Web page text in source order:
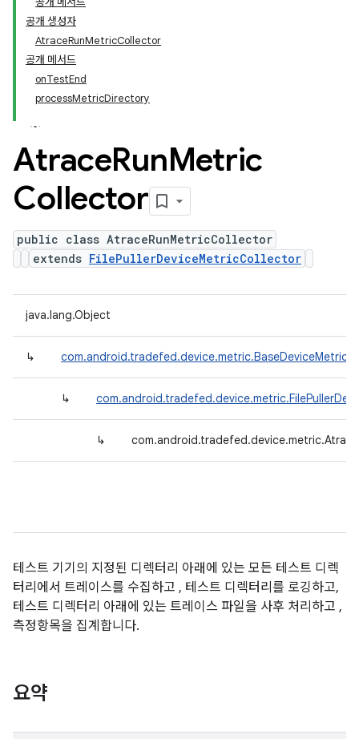
공개 생성자
AtraceRunMetricCollector
공개 메서드
onTestEnd
processMetricDirectory
AtraceRunMetric
Collector
public class AtraceRunMetricCollector
extends FilePullerDeviceMetricCollector
java.lang.Object
↳
↳
↳
테스트 기기의 지정된 디렉터리 아래에 있는 모든 테스트 디렉
터리에서 트레이스를 수집하고 , 테스트 디렉터리를 로깅하고,
테스트 디렉터리 아래에 있는 트레이스 파일을 사후 처리하고 ,
측정항목을 집계합니다.
요약